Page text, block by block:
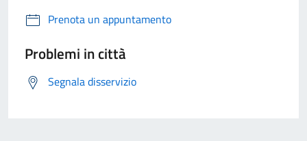
Prenota un appuntamento
Problemi in città
Segnala disservizio